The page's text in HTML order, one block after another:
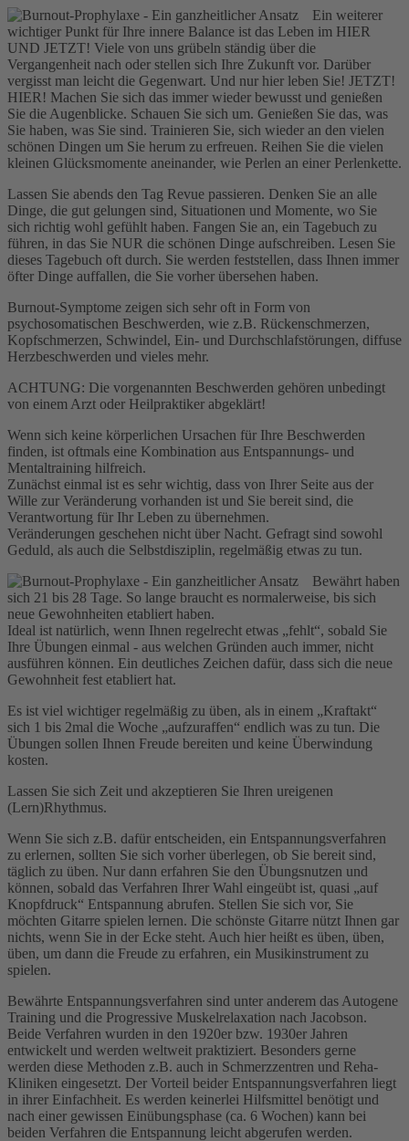
Ein weiterer
wichtiger Punkt für Ihre innere Balance ist das Leben im HIER
UND JETZT! Viele von uns grübeln ständig über die
Vergangenheit nach oder stellen sich Ihre Zukunft vor. Darüber
vergisst man leicht die Gegenwart. Und nur hier leben Sie! JETZT!
HIER! Machen Sie sich das immer wieder bewusst und genießen
Sie die Augenblicke. Schauen Sie sich um. Genießen Sie das, was
Sie haben, was Sie sind. Trainieren Sie, sich wieder an den vielen
schönen Dingen um Sie herum zu erfreuen. Reihen Sie die vielen
kleinen Glücksmomente aneinander, wie Perlen an einer Perlenkette.
Lassen Sie abends den Tag Revue passieren. Denken Sie an alle
Dinge, die gut gelungen sind, Situationen und Momente, wo Sie
sich richtig wohl gefühlt haben. Fangen Sie an, ein Tagebuch zu
führen, in das Sie NUR die schönen Dinge aufschreiben. Lesen Sie
dieses Tagebuch oft durch. Sie werden feststellen, dass Ihnen immer
öfter Dinge auffallen, die Sie vorher übersehen haben.
Burnout-Symptome zeigen sich sehr oft in Form von
psychosomatischen Beschwerden, wie z.B. Rückenschmerzen,
Kopfschmerzen, Schwindel, Ein- und Durchschlafstörungen, diffuse
Herzbeschwerden und vieles mehr.
ACHTUNG: Die vorgenannten Beschwerden gehören unbedingt
von einem Arzt oder Heilpraktiker abgeklärt!
Wenn sich keine körperlichen Ursachen für Ihre Beschwerden
finden, ist oftmals eine Kombination aus Entspannungs- und
Mentaltraining hilfreich.
Zunächst einmal ist es sehr wichtig, dass von Ihrer Seite aus der
Wille zur Veränderung vorhanden ist und Sie bereit sind, die
Verantwortung für Ihr Leben zu übernehmen.
Veränderungen geschehen nicht über Nacht. Gefragt sind sowohl
Geduld, als auch die Selbstdisziplin, regelmäßig etwas zu tun.
Bewährt haben
sich 21 bis 28 Tage. So lange braucht es normalerweise, bis sich
neue Gewohnheiten etabliert haben.
Ideal ist natürlich, wenn Ihnen regelrecht etwas „fehlt“, sobald Sie
Ihre Übungen einmal - aus welchen Gründen auch immer, nicht
ausführen können. Ein deutliches Zeichen dafür, dass sich die neue
Gewohnheit fest etabliert hat.
Es ist viel wichtiger regelmäßig zu üben, als in einem „Kraftakt“
sich 1 bis 2mal die Woche „aufzuraffen“ endlich was zu tun. Die
Übungen sollen Ihnen Freude bereiten und keine Überwindung
kosten.
Lassen Sie sich Zeit und akzeptieren Sie Ihren ureigenen
(Lern)Rhythmus.
Wenn Sie sich z.B. dafür entscheiden, ein Entspannungsverfahren
zu erlernen, sollten Sie sich vorher überlegen, ob Sie bereit sind,
täglich zu üben. Nur dann erfahren Sie den Übungsnutzen und
können, sobald das Verfahren Ihrer Wahl eingeübt ist, quasi „auf
Knopfdruck“ Entspannung abrufen. Stellen Sie sich vor, Sie
möchten Gitarre spielen lernen. Die schönste Gitarre nützt Ihnen gar
nichts, wenn Sie in der Ecke steht. Auch hier heißt es üben, üben,
üben, um dann die Freude zu erfahren, ein Musikinstrument zu
spielen.
Bewährte Entspannungsverfahren sind unter anderem das Autogene
Training und die Progressive Muskelrelaxation nach Jacobson.
Beide Verfahren wurden in den 1920er bzw. 1930er Jahren
entwickelt und werden weltweit praktiziert. Besonders gerne
werden diese Methoden z.B. auch in Schmerzzentren und Reha-
Kliniken eingesetzt. Der Vorteil beider Entspannungsverfahren liegt
in ihrer Einfachheit. Es werden keinerlei Hilfsmittel benötigt und
nach einer gewissen Einübungsphase (ca. 6 Wochen) kann bei
beiden Verfahren die Entspannung leicht abgerufen werden.